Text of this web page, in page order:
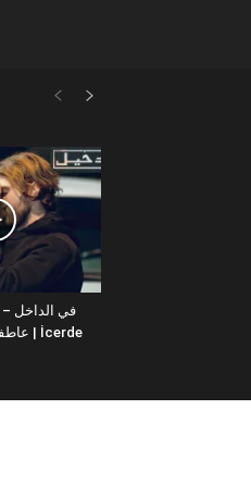
عاطفية بين ميرت و ايلام | İcerde